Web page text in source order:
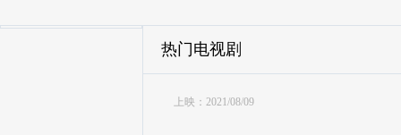
热门电视剧
上映：2021/08/09